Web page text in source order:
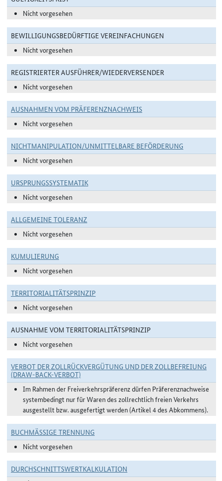
Nicht vorgesehen
BEWILLIGUNGSBEDÜRFTIGE VEREINFACHUNGEN
Nicht vorgesehen
REGISTRIERTER AUSFÜHRER/WIEDERVERSENDER
Nicht vorgesehen
AUSNAHMEN VOM PRÄFERENZNACHWEIS
Nicht vorgesehen
NICHTMANIPULATION/UNMITTELBARE BEFÖRDERUNG
Nicht vorgesehen
URSPRUNGSSYSTEMATIK
Nicht vorgesehen
ALLGEMEINE TOLERANZ
Nicht vorgesehen
KUMULIERUNG
Nicht vorgesehen
TERRITORIALITÄTSPRINZIP
Nicht vorgesehen
AUSNAHME VOM TERRITORIALITÄTSPRINZIP
Nicht vorgesehen
VERBOT DER ZOLLRÜCKVERGÜTUNG UND DER ZOLLBEFREIUNG
(DRAW-BACK-VERBOT)
Im Rahmen der Freiverkehrspräferenz dürfen Präferenznachweise
systembedingt nur für Waren des zollrechtlich freien Verkehrs
ausgestellt bzw. ausgefertigt werden (Artikel 4 des Abkommens).
BUCHMÄSSIGE TRENNUNG
Nicht vorgesehen
DURCHSCHNITTSWERTKALKULATION